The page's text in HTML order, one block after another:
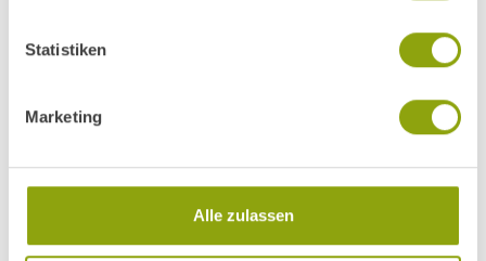
Statistiken
Marketing
Alle zulassen